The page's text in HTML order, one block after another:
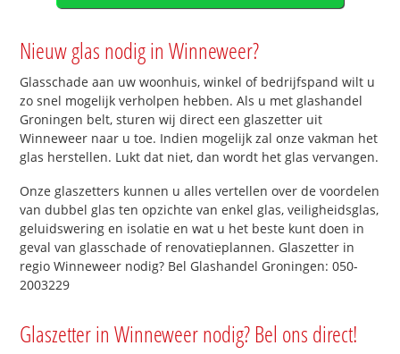
Nieuw glas nodig in Winneweer?
Glasschade aan uw woonhuis, winkel of bedrijfspand wilt u
zo snel mogelijk verholpen hebben. Als u met glashandel
Groningen belt, sturen wij direct een glaszetter uit
Winneweer naar u toe. Indien mogelijk zal onze vakman het
glas herstellen. Lukt dat niet, dan wordt het glas vervangen.
Onze glaszetters kunnen u alles vertellen over de voordelen
van dubbel glas ten opzichte van enkel glas, veiligheidsglas,
geluidswering en isolatie en wat u het beste kunt doen in
geval van glasschade of renovatieplannen. Glaszetter in
regio Winneweer nodig? Bel Glashandel Groningen: 050-
2003229
Glaszetter in Winneweer nodig? Bel ons direct!